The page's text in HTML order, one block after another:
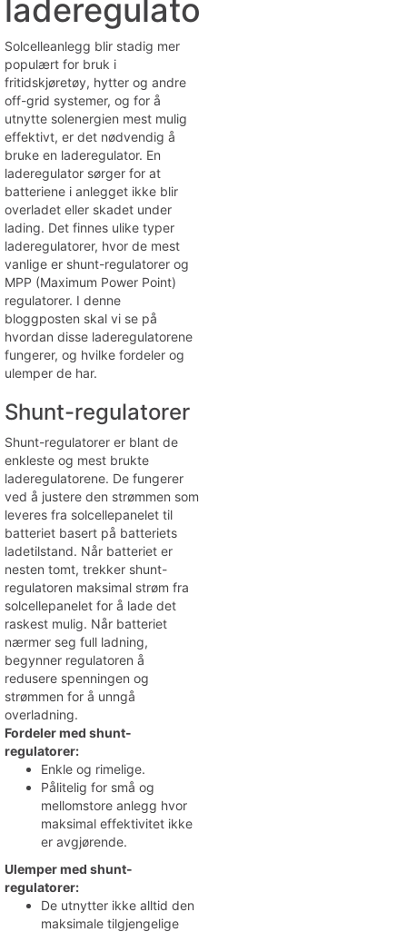
laderegulator
Solcelleanlegg blir stadig mer
populært for bruk i
fritidskjøretøy, hytter og andre
off-grid systemer, og for å
utnytte solenergien mest mulig
effektivt, er det nødvendig å
bruke en laderegulator. En
laderegulator sørger for at
batteriene i anlegget ikke blir
overladet eller skadet under
lading. Det finnes ulike typer
laderegulatorer, hvor de mest
vanlige er shunt-regulatorer og
MPP (Maximum Power Point)
regulatorer. I denne
bloggposten skal vi se på
hvordan disse laderegulatorene
fungerer, og hvilke fordeler og
ulemper de har.
Shunt-regulatorer
Shunt-regulatorer er blant de
enkleste og mest brukte
laderegulatorene. De fungerer
ved å justere den strømmen som
leveres fra solcellepanelet til
batteriet basert på batteriets
ladetilstand. Når batteriet er
nesten tomt, trekker shunt-
regulatoren maksimal strøm fra
solcellepanelet for å lade det
raskest mulig. Når batteriet
nærmer seg full ladning,
begynner regulatoren å
redusere spenningen og
strømmen for å unngå
overladning.
Fordeler med shunt-
regulatorer:
Enkle og rimelige.
Pålitelig for små og
mellomstore anlegg hvor
maksimal effektivitet ikke
er avgjørende.
Ulemper med shunt-
regulatorer:
De utnytter ikke alltid den
maksimale tilgjengelige